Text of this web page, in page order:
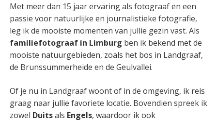
Met meer dan 15 jaar ervaring als fotograaf en een
passie voor natuurlijke en journalistieke fotografie,
leg ik de mooiste momenten van jullie gezin vast. Als
familiefotograaf in Limburg ben ik bekend met de
mooiste natuurgebieden, zoals het bos in Landgraaf,
de Brunssummerheide en de Geulvallei.
Of je nu in Landgraaf woont of in de omgeving, ik reis
graag naar jullie favoriete locatie. Bovendien spreek ik
zowel Duitsals Engels, waardoor ik ook